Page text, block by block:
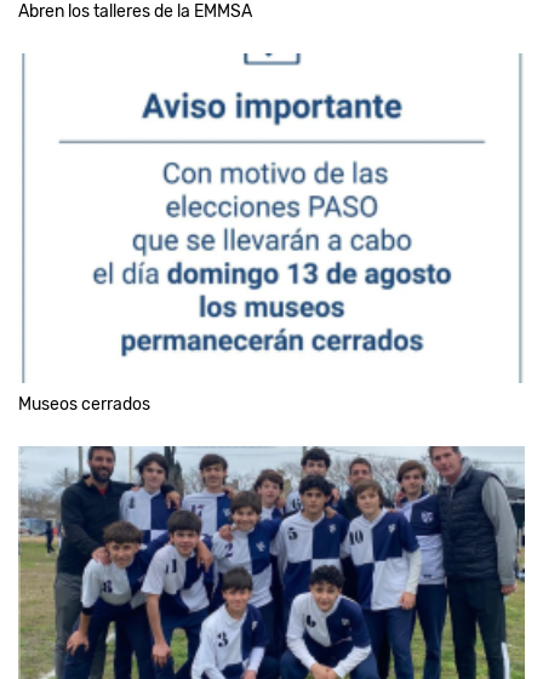
Abren los talleres de la EMMSA
Museos cerrados